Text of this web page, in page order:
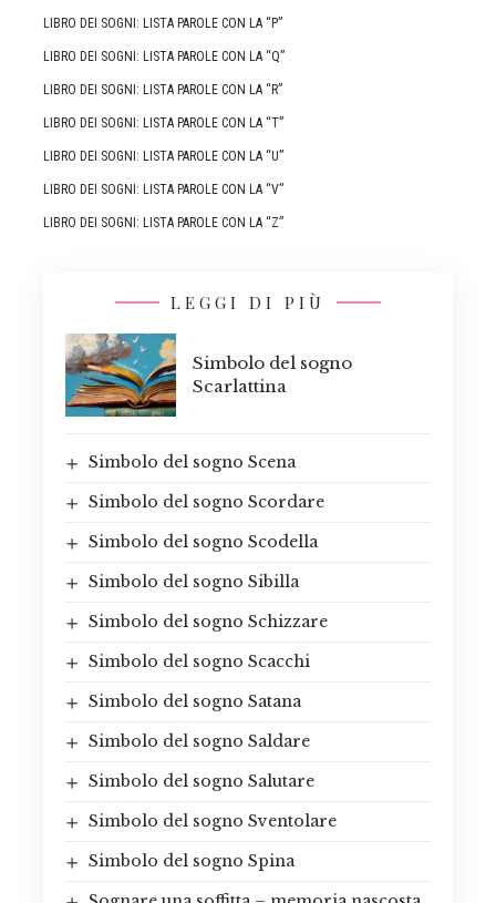
LIBRO DEI SOGNI: LISTA PAROLE CON LA “P”
LIBRO DEI SOGNI: LISTA PAROLE CON LA “Q”
LIBRO DEI SOGNI: LISTA PAROLE CON LA “R”
LIBRO DEI SOGNI: LISTA PAROLE CON LA “T”
LIBRO DEI SOGNI: LISTA PAROLE CON LA “U”
LIBRO DEI SOGNI: LISTA PAROLE CON LA “V”
LIBRO DEI SOGNI: LISTA PAROLE CON LA “Z”
LEGGI DI PIÙ
Simbolo del sogno
Scarlattina
Simbolo del sogno Scena
Simbolo del sogno Scordare
Simbolo del sogno Scodella
Simbolo del sogno Sibilla
Simbolo del sogno Schizzare
Simbolo del sogno Scacchi
Simbolo del sogno Satana
Simbolo del sogno Saldare
Simbolo del sogno Salutare
Simbolo del sogno Sventolare
Simbolo del sogno Spina